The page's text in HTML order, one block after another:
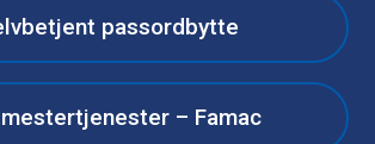
passordbytte
– Famac